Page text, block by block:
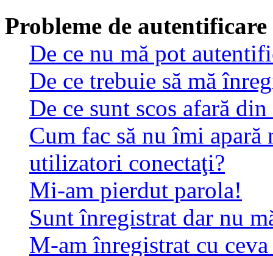
Probleme de
De ce nu mă pot
De ce trebuie să mă
De ce sunt scos afară
Cum fac să nu îmi
utilizatori conectaţi?
Mi-am pierdut parola!
Sunt înregistrat dar nu
M-am înregistrat cu